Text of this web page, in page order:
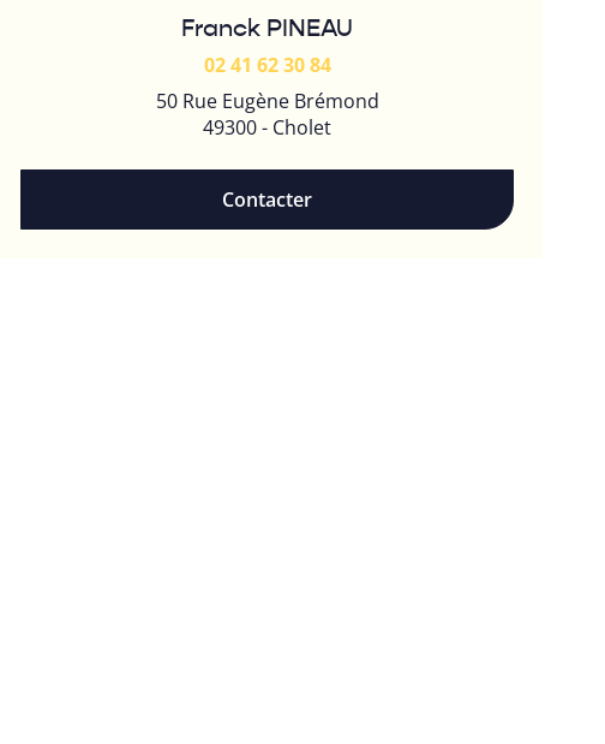
Franck PINEAU
02 41 62 30 84
50 Rue Eugène Brémond
49300 - Cholet
Contacter